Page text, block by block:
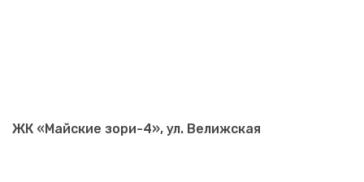
ЖК «Майские зори-4», ул. Велижская